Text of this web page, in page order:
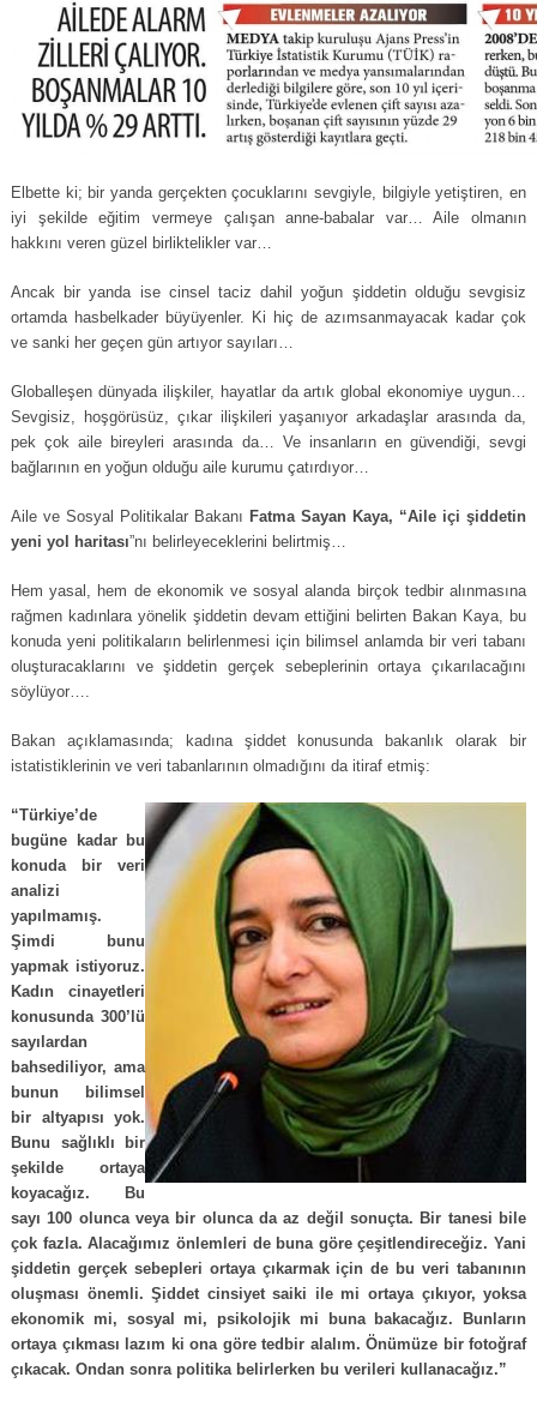
Elbette ki; bir yanda gerçekten çocuklarını sevgiyle, bilgiyle yetiştiren, en
iyi şekilde eğitim vermeye çalışan anne-babalar var… Aile olmanın
hakkını veren güzel birliktelikler var…
Ancak bir yanda ise cinsel taciz dahil yoğun şiddetin olduğu sevgisiz
ortamda hasbelkader büyüyenler. Ki hiç de azımsanmayacak kadar çok
ve sanki her geçen gün artıyor sayıları…
Globalleşen dünyada ilişkiler, hayatlar da artık global ekonomiye uygun…
Sevgisiz, hoşgörüsüz, çıkar ilişkileri yaşanıyor arkadaşlar arasında da,
pek çok aile bireyleri arasında da… Ve insanların en güvendiği, sevgi
bağlarının en yoğun olduğu aile kurumu çatırdıyor…
Aile ve Sosyal Politikalar Bakanı Fatma Sayan Kaya, “Aile içi şiddetin
yeni yol haritası”nı belirleyeceklerini belirtmiş…
Hem yasal, hem de ekonomik ve sosyal alanda birçok tedbir alınmasına
rağmen kadınlara yönelik şiddetin devam ettiğini belirten Bakan Kaya, bu
konuda yeni politikaların belirlenmesi için bilimsel anlamda bir veri tabanı
oluşturacaklarını ve şiddetin gerçek sebeplerinin ortaya çıkarılacağını
söylüyor….
Bakan açıklamasında; kadına şiddet konusunda bakanlık olarak bir
istatistiklerinin ve veri tabanlarının olmadığını da itiraf etmiş:
“Türkiye’de
bugüne kadar bu
konuda bir veri
analizi
yapılmamış.
Şimdi bunu
yapmak istiyoruz.
Kadın cinayetleri
konusunda 300’lü
sayılardan
bahsediliyor, ama
bunun bilimsel
bir altyapısı yok.
Bunu sağlıklı bir
şekilde ortaya
koyacağız. Bu
sayı 100 olunca veya bir olunca da az değil sonuçta. Bir tanesi bile
çok fazla. Alacağımız önlemleri de buna göre çeşitlendireceğiz. Yani
şiddetin gerçek sebepleri ortaya çıkarmak için de bu veri tabanının
oluşması önemli. Şiddet cinsiyet saiki ile mi ortaya çıkıyor, yoksa
ekonomik mi, sosyal mi, psikolojik mi buna bakacağız. Bunların
ortaya çıkması lazım ki ona göre tedbir alalım. Önümüze bir fotoğraf
çıkacak. Ondan sonra politika belirlerken bu verileri kullanacağız.”